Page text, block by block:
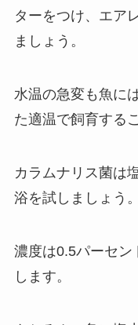
ターをつけ、エア
ましょう。
水温の急変も魚に
た適温で飼育する
カラムナリス菌は
浴を試しましょう。
濃度は0.5パーセン
します。